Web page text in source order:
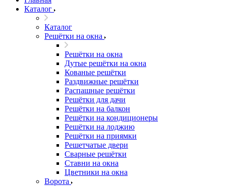
Каталог
Каталог
Решётки на окна
Решётки на окна
Дутые решётки на окна
Кованые решётки
Раздвижные решётки
Распашные решётки
Решётки для дачи
Решётки на балкон
Решётки на кондиционеры
Решётки на лоджию
Решётки на приямки
Решетчатые двери
Сварные решётки
Ставни на окна
Цветники на окна
Ворота